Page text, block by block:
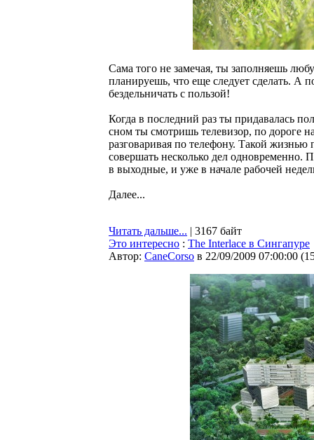
Сама того не замечая, ты заполняешь
планируешь, что еще следует сделать. А
бездельничать с пользой!
Когда в последний раз ты придавалась
сном ты смотришь телевизор, по дороге
разговаривая по телефону. Такой
совершать несколько дел одновременно.
в выходные, и уже в начале рабочей
Далее...
Читать дальше... | 3167 байт
Это интересно : The Interlace в Сингапуре
Автор: CaneCorso в 22/09/2009 07:00:00 (